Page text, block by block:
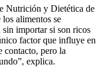
Nutrición y Dietética de
alimentos se
importar si son ricos
factor que influye en
contacto, pero la
explica.